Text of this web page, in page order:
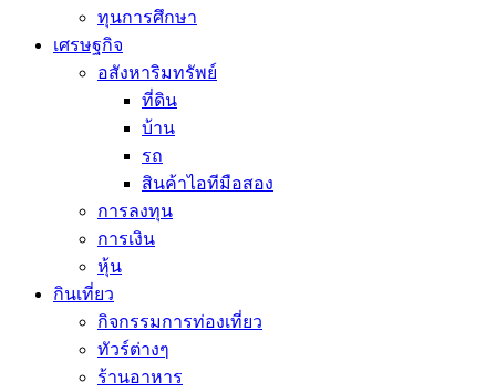
ทุนการศึกษา
เศรษฐกิจ
อสังหาริมทรัพย์
ที่ดิน
บ้าน
รถ
สินค้าไอทีมือสอง
การลงทุน
การเงิน
หุ้น
กินเที่ยว
กิจกรรมการท่องเที่ยว
ทัวร์ต่างๆ
ร้านอาหาร